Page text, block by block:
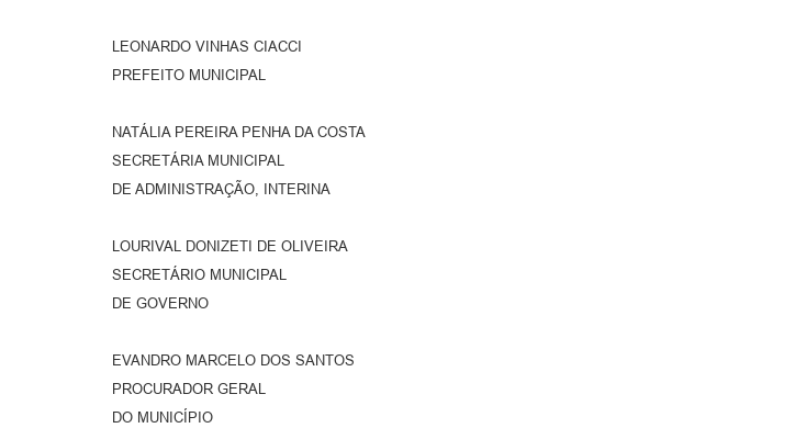
LEONARDO VINHAS CIACCI
PREFEITO MUNICIPAL
NATÁLIA PEREIRA PENHA DA COSTA
SECRETÁRIA MUNICIPAL
DE ADMINISTRAÇÃO, INTERINA
LOURIVAL DONIZETI DE OLIVEIRA
SECRETÁRIO MUNICIPAL
DE GOVERNO
EVANDRO MARCELO DOS SANTOS
PROCURADOR GERAL
DO MUNICÍPIO